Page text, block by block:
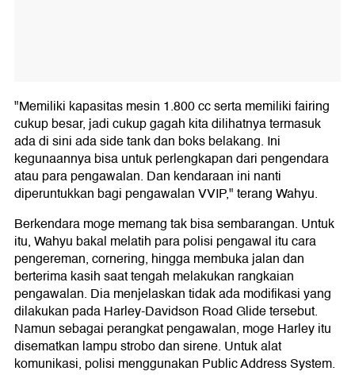
"Memiliki kapasitas mesin 1.800 cc serta memiliki fairing
cukup besar, jadi cukup gagah kita dilihatnya termasuk
ada di sini ada side tank dan boks belakang. Ini
kegunaannya bisa untuk perlengkapan dari pengendara
atau para pengawalan. Dan kendaraan ini nanti
diperuntukkan bagi pengawalan VVIP," terang Wahyu.
Berkendara moge memang tak bisa sembarangan. Untuk
itu, Wahyu bakal melatih para polisi pengawal itu cara
pengereman, cornering, hingga membuka jalan dan
berterima kasih saat tengah melakukan rangkaian
pengawalan. Dia menjelaskan tidak ada modifikasi yang
dilakukan pada Harley-Davidson Road Glide tersebut.
Namun sebagai perangkat pengawalan, moge Harley itu
disematkan lampu strobo dan sirene. Untuk alat
komunikasi, polisi menggunakan Public Address System.